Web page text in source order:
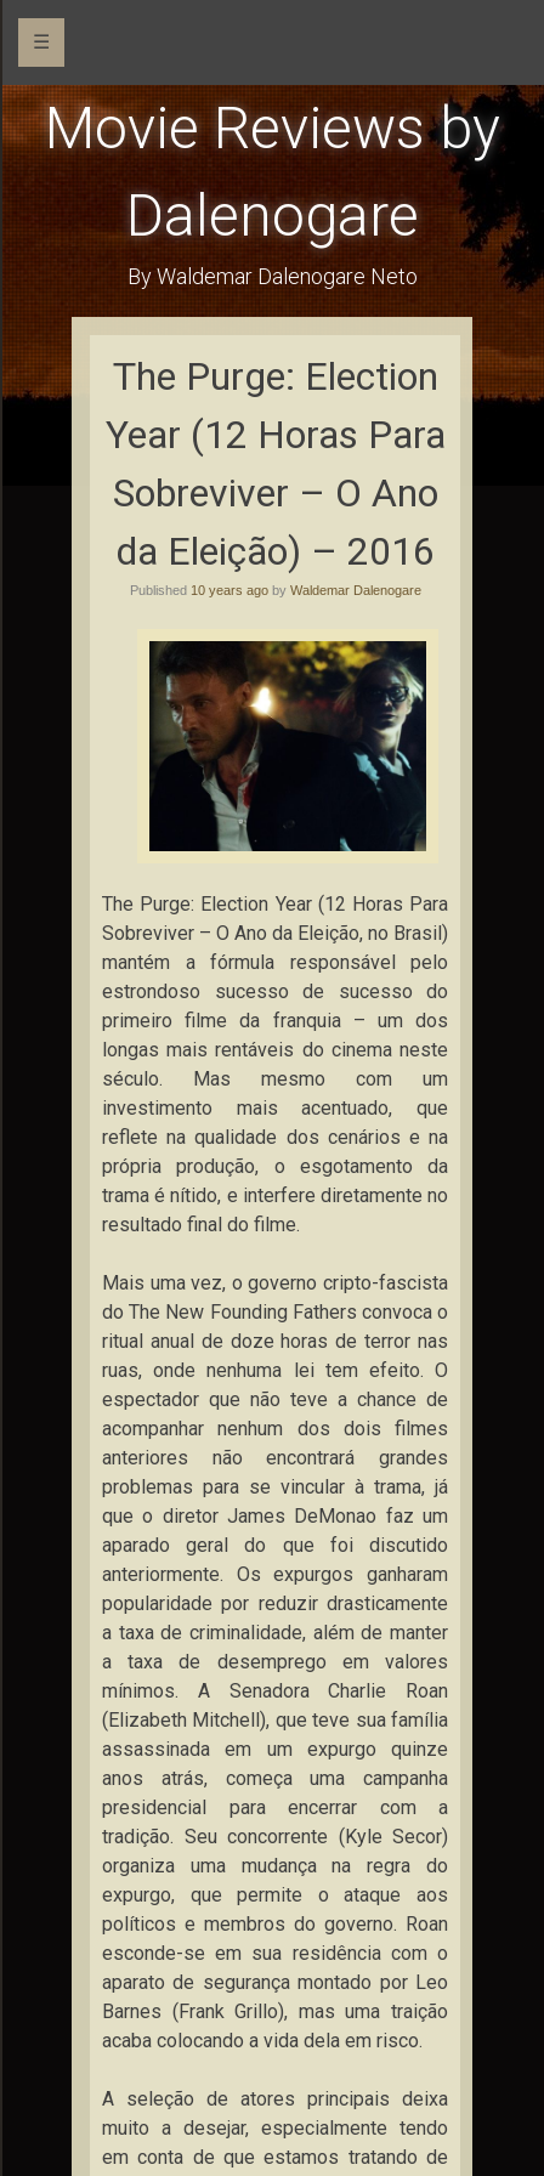
☰
Movie Reviews by
Dalenogare
By Waldemar Dalenogare Neto
The Purge: Election
Year (12 Horas Para
Sobreviver – O Ano
da Eleição) – 2016
Published 10 years agoby Waldemar Dalenogare
The Purge: Election Year (12 Horas Para
Sobreviver – O Ano da Eleição, no Brasil)
mantém a fórmula responsável pelo
estrondoso sucesso de sucesso do
primeiro filme da franquia – um dos
longas mais rentáveis do cinema neste
século. Mas mesmo com um
investimento mais acentuado, que
reflete na qualidade dos cenários e na
própria produção, o esgotamento da
trama é nítido, e interfere diretamente no
resultado final do filme.
Mais uma vez, o governo cripto-fascista
do The New Founding Fathers convoca o
ritual anual de doze horas de terror nas
ruas, onde nenhuma lei tem efeito. O
espectador que não teve a chance de
acompanhar nenhum dos dois filmes
anteriores não encontrará grandes
problemas para se vincular à trama, já
que o diretor James DeMonao faz um
aparado geral do que foi discutido
anteriormente. Os expurgos ganharam
popularidade por reduzir drasticamente
a taxa de criminalidade, além de manter
a taxa de desemprego em valores
mínimos. A Senadora Charlie Roan
(Elizabeth Mitchell), que teve sua família
assassinada em um expurgo quinze
anos atrás, começa uma campanha
presidencial para encerrar com a
tradição. Seu concorrente (Kyle Secor)
organiza uma mudança na regra do
expurgo, que permite o ataque aos
políticos e membros do governo. Roan
esconde-se em sua residência com o
aparato de segurança montado por Leo
Barnes (Frank Grillo), mas uma traição
acaba colocando a vida dela em risco.
A seleção de atores principais deixa
muito a desejar, especialmente tendo
em conta de que estamos tratando de